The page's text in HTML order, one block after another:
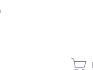
ochrany